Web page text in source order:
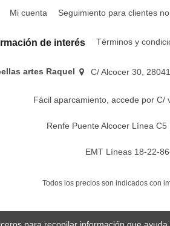
Mi cuenta Seguimiento para clientes
de interés Términos y
artes Raquel C/ Alcocer 30,
Fácil aparcamiento, accede por C/
Renfe Puente Alcocer Línea
EMT Líneas 18-22-
Todos los precios son indicados con